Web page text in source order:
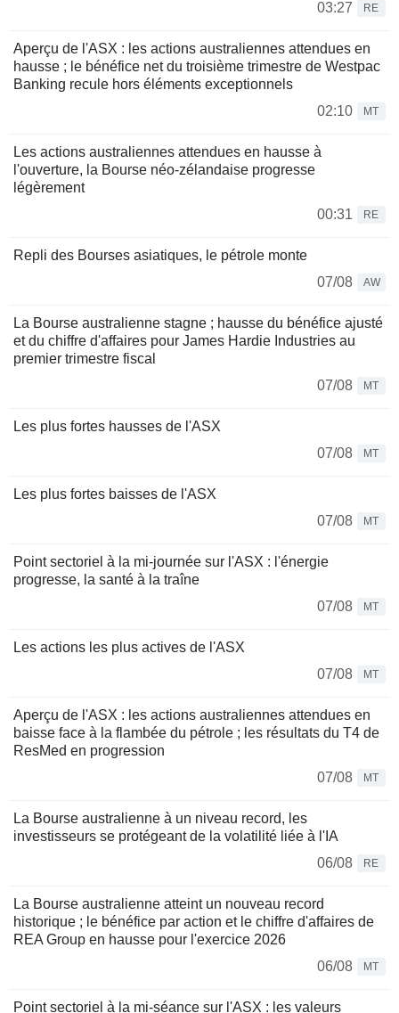
03:27
RE
Aperçu de l'ASX : les actions australiennes attendues en
hausse ; le bénéfice net du troisième trimestre de Westpac
Banking recule hors éléments exceptionnels
02:10
MT
Les actions australiennes attendues en hausse à
l'ouverture, la Bourse néo-zélandaise progresse
légèrement
00:31
RE
Repli des Bourses asiatiques, le pétrole monte
07/08
AW
La Bourse australienne stagne ; hausse du bénéfice ajusté
et du chiffre d'affaires pour James Hardie Industries au
premier trimestre fiscal
07/08
MT
Les plus fortes hausses de l'ASX
07/08
MT
Les plus fortes baisses de l'ASX
07/08
MT
Point sectoriel à la mi-journée sur l'ASX : l'énergie
progresse, la santé à la traîne
07/08
MT
Les actions les plus actives de l'ASX
07/08
MT
Aperçu de l'ASX : les actions australiennes attendues en
baisse face à la flambée du pétrole ; les résultats du T4 de
ResMed en progression
07/08
MT
La Bourse australienne à un niveau record, les
investisseurs se protégeant de la volatilité liée à l'IA
06/08
RE
La Bourse australienne atteint un nouveau record
historique ; le bénéfice par action et le chiffre d'affaires de
REA Group en hausse pour l'exercice 2026
06/08
MT
Point sectoriel à la mi-séance sur l'ASX : les valeurs